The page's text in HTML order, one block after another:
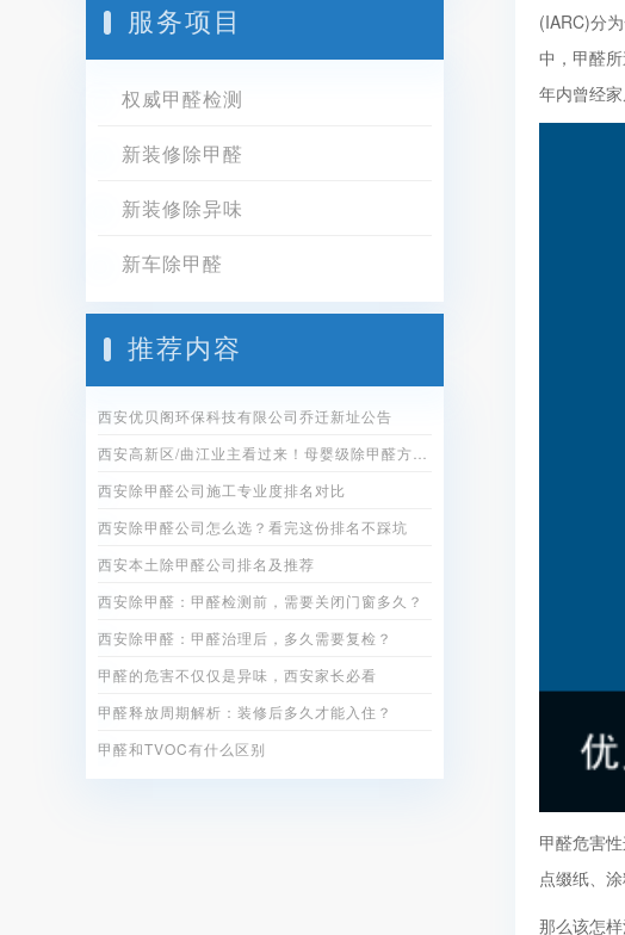
服务项目
权威甲醛检测
新装修除甲醛
新装修除异味
新车除甲醛
推荐内容
西安优贝阁环保科技有限公司乔迁新址公告
西安除甲醛公司施工专业度排名对比
西安除甲醛公司怎么选？看完这份排名不踩坑
西安本土除甲醛公司排名及推荐
西安除甲醛：甲醛检测前，需要关闭门窗多久？
西安除甲醛：甲醛治理后，多久需要复检？
甲醛的危害不仅仅是异味，西安家长必看
甲醛释放周期解析：装修后多久才能入住？
甲醛和TVOC有什么区别
(IARC)分
中，甲醛
年内曾经
甲醛危害
点缀纸、
那么该怎